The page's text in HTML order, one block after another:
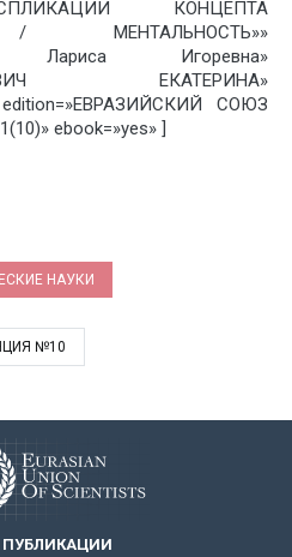
КОНЦЕПТА
/ МЕНТАЛЬНОСТЬ»»
Лариса Игоревна»
ЕКАТЕРИНА»
edition=»ЕВРАЗИЙСКИЙ СОЮЗ
ebook=»yes» ]
НАУКИ
№10
ПУБЛИКАЦИИ